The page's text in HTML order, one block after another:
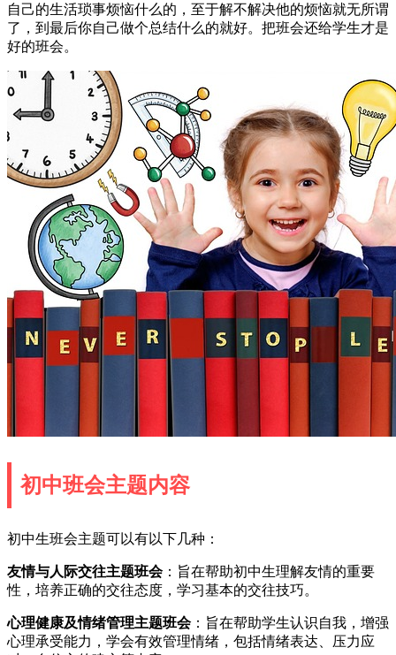
自己的生活琐事烦恼什么的，至于解不解决他的烦恼就无所谓
了，到最后你自己做个总结什么的就好。把班会还给学生才是
好的班会。
初中班会主题内容
初中生班会主题可以有以下几种：
友情与人际交往主题班会：旨在帮助初中生理解友情的重要
性，培养正确的交往态度，学习基本的交往技巧。
心理健康及情绪管理主题班会：旨在帮助学生认识自我，增强
心理承受能力，学会有效管理情绪，包括情绪表达、压力应